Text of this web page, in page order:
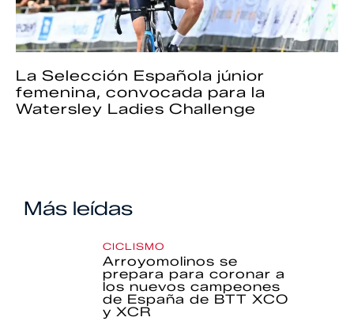
La Selección Española júnior
femenina, convocada para la
Watersley Ladies Challenge
Más leídas
CICLISMO
Arroyomolinos se
prepara para coronar a
los nuevos campeones
de España de BTT XCO
y XCR